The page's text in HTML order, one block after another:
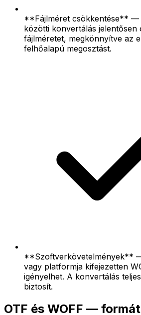
**Fájlméret csökkentése** —
közötti konvertálás jelentősen
fájlméretet, megkönnyítve az
felhőalapú megosztást.
**Szoftverkövetelmények**
vagy platformja kifejezetten
igényelhet. A konvertálás
biztosít.
OTF és WOFF —